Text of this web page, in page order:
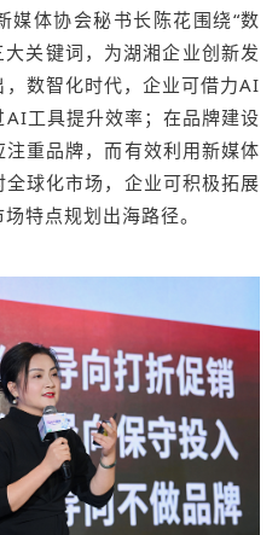
媒体协会秘书长陈花围绕“数
大关键词，为湖湘企业创新发
数智化时代，企业可借力AI
工具提升效率；在品牌建设
重品牌，而有效利用新媒体
球化市场，企业可积极拓展
特点规划出海路径。